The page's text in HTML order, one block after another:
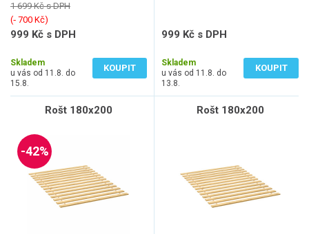
1 699 Kč s DPH
(‐ 700 Kč)
999 Kč s DPH
Skladem
u vás od 11.8. do
15.8.
KOUPIT
999 Kč s DPH
Skladem
u vás od 11.8. do
13.8.
KOUPIT
Rošt 180x200
-42%
Rošt 180x200